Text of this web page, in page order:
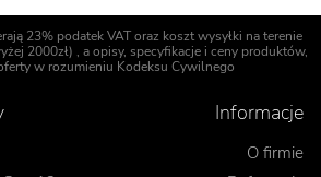
23% podatek VAT oraz koszt wysyłki na terenie
2000zł) , a opisy, specyfikacje i ceny produktów,
w rozumieniu Kodeksu Cywilnego
Informacje
O firmie